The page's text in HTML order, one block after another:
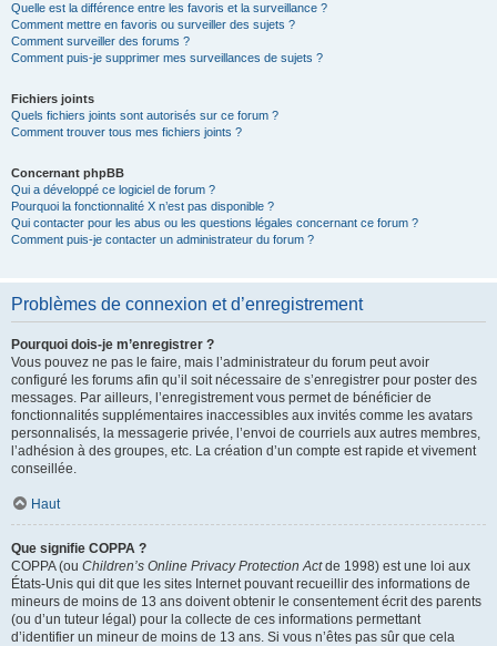
Quelle est la différence entre les favoris et la surveillance ?
Comment mettre en favoris ou surveiller des sujets ?
Comment surveiller des forums ?
Comment puis-je supprimer mes surveillances de sujets ?
Fichiers joints
Quels fichiers joints sont autorisés sur ce forum ?
Comment trouver tous mes fichiers joints ?
Concernant phpBB
Qui a développé ce logiciel de forum ?
Pourquoi la fonctionnalité X n’est pas disponible ?
Qui contacter pour les abus ou les questions légales concernant ce forum ?
Comment puis-je contacter un administrateur du forum ?
Problèmes de connexion et d’enregistrement
Pourquoi dois-je m’enregistrer ?
Vous pouvez ne pas le faire, mais l’administrateur du forum peut avoir
configuré les forums afin qu’il soit nécessaire de s’enregistrer pour poster des
messages. Par ailleurs, l’enregistrement vous permet de bénéficier de
fonctionnalités supplémentaires inaccessibles aux invités comme les avatars
personnalisés, la messagerie privée, l’envoi de courriels aux autres membres,
l’adhésion à des groupes, etc. La création d’un compte est rapide et vivement
conseillée.
Haut
Que signifie COPPA ?
COPPA (ou Children’s Online Privacy Protection Actde 1998) est une loi aux
États-Unis qui dit que les sites Internet pouvant recueillir des informations de
mineurs de moins de 13 ans doivent obtenir le consentement écrit des parents
(ou d’un tuteur légal) pour la collecte de ces informations permettant
d’identifier un mineur de moins de 13 ans. Si vous n’êtes pas sûr que cela